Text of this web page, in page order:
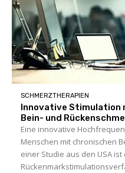
SCHMERZTHERAPIEN
Innovative
Bein- und
Eine innovative
Menschen mit chronischen
einer Studie aus den USA ist